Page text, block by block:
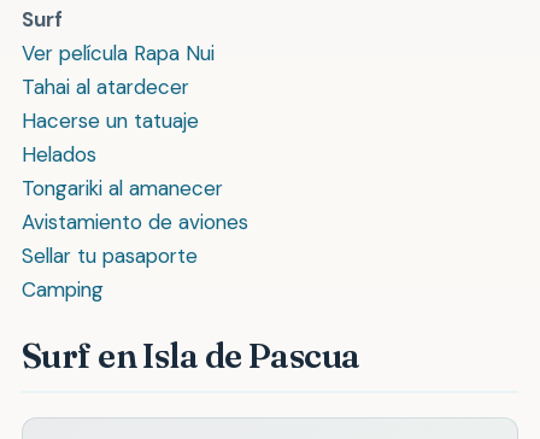
Surf
Ver película Rapa Nui
Tahai al atardecer
Hacerse un tatuaje
Helados
Tongariki al amanecer
Avistamiento de aviones
Sellar tu pasaporte
Camping
Surf en Isla de Pascua